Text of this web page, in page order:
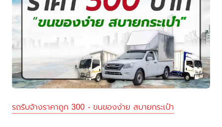
รถรับจ้างราคาถูก 300 - ขนของง่าย สบายกระเป๋า